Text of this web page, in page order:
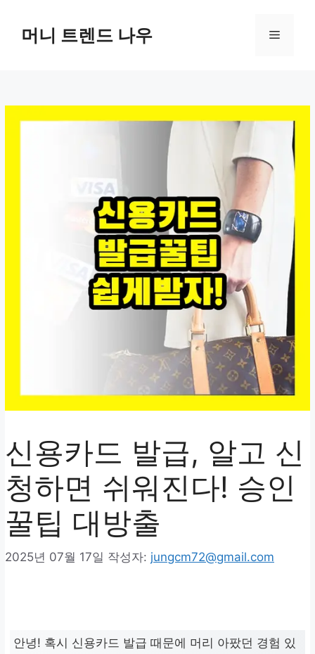
머니 트렌드 나우 메
신용카드 발급, 알고 신
청하면 쉬워진다! 승인
꿀팁 대방출
2025년 07월 17일 작성자: jungcm72@gmail.com
안녕! 혹시 신용카드 발급 때문에 머리 아팠던 경험 있